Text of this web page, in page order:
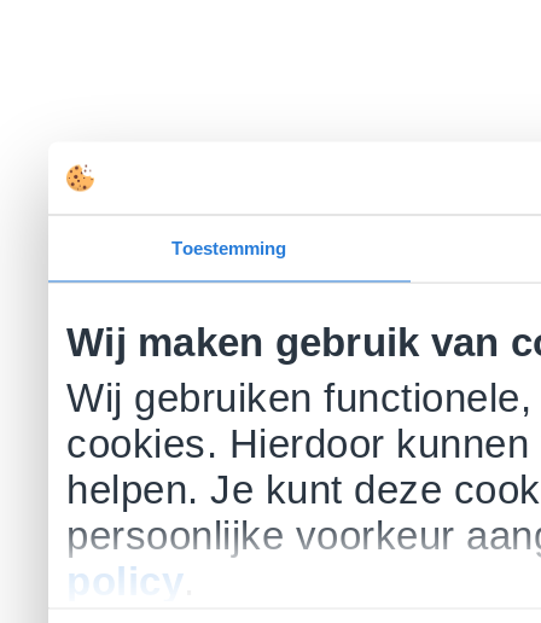
Toestemming
Wij maken gebruik van
Wij gebruiken
cookies. Hierdoor
helpen. Je kunt deze
persoonlijke voorkeur
policy